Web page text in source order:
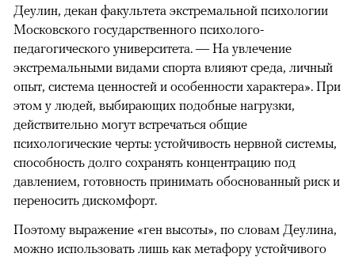
Деулин, декан факультета экстремальной психологии
Московского государственного психолого-
педагогического университета. — На увлечение
экстремальными видами спорта влияют среда, личный
опыт, система ценностей и особенности характера». При
этом у людей, выбирающих подобные нагрузки,
действительно могут встречаться общие
психологические черты: устойчивость нервной системы,
способность долго сохранять концентрацию под
давлением, готовность принимать обоснованный риск и
переносить дискомфорт.
Поэтому выражение «ген высоты», по словам Деулина,
можно использовать лишь как метафору устойчивого